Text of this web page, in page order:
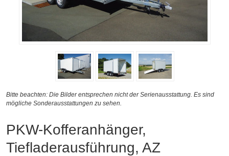
Bitte beachten: Die Bilder entsprechen nicht der Serienausstattung. Es sind
mögliche Sonderausstattungen zu sehen.
PKW-Kofferanhänger,
Tiefladerausführung, AZ